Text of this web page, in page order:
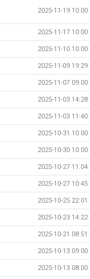
2025-11-19 10:00
2025-11-17 10:00
2025-11-10 10:00
2025-11-09 19:29
2025-11-07 09:00
2025-11-03 14:28
2025-11-03 11:40
2025-10-31 10:00
2025-10-30 10:00
2025-10-27 11:04
2025-10-27 10:45
2025-10-25 22:01
2025-10-23 14:22
2025-10-21 08:51
2025-10-13 09:00
2025-10-13 08:00